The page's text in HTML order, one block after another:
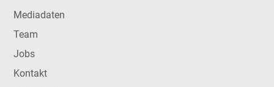
Mediadaten
Team
Jobs
Kontakt